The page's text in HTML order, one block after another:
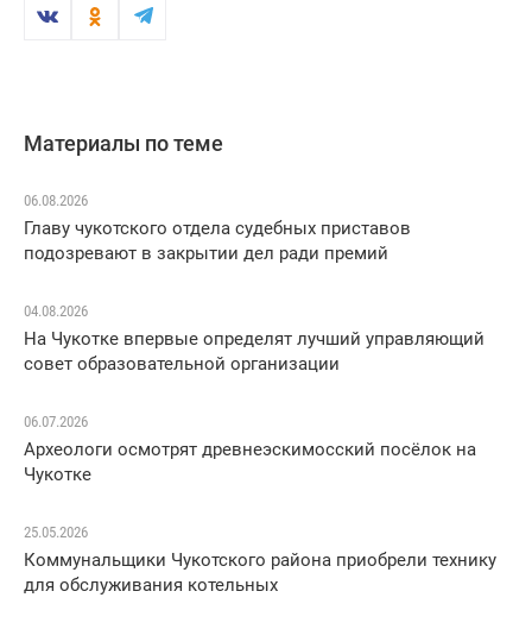
Материалы по теме
06.08.2026
Главу чукотского отдела судебных приставов
подозревают в закрытии дел ради премий
04.08.2026
На Чукотке впервые определят лучший управляющий
совет образовательной организации
06.07.2026
Археологи осмотрят древнеэскимосский посёлок на
Чукотке
25.05.2026
Коммунальщики Чукотского района приобрели технику
для обслуживания котельных